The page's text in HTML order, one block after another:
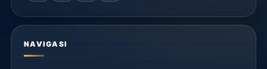
NAVIGASI